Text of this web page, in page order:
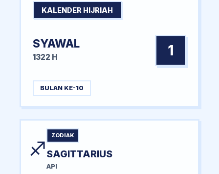
KALENDER HIJRIAH
SYAWAL
1322 H 1
BULAN KE-10
♐
ZODIAK
SAGITTARIUS
API